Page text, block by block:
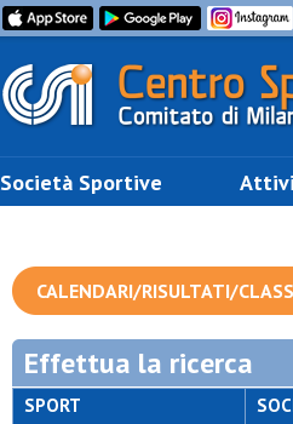
Società Sportive
CALENDARI/RISULTATI/
Effettua la ricerca
SPORT